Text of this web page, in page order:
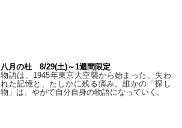
八月の杜 8/29(土)～1週間限定
物語は、1945年東京大空襲から始まった。失わ
れた記憶と、たしかに残る痛み。誰かの「探し
物」は、やがて自分自身の物語になっていく。